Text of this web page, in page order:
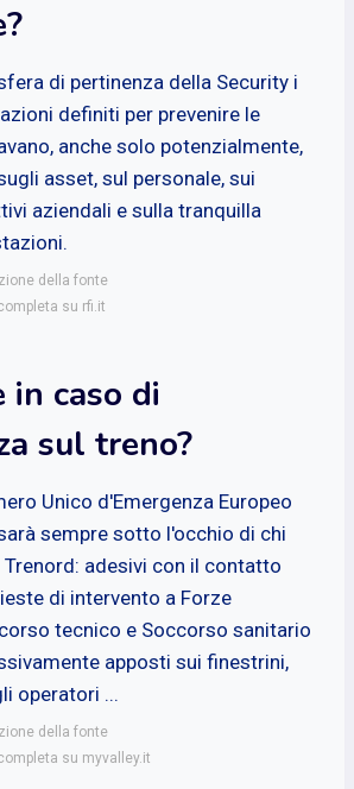
di pertinenza della Security i
definiti per prevenire le
anche solo potenzialmente,
asset, sul personale, sui
aziendali e sulla tranquilla
della fonte
su rfi.it
in caso di
sul treno?
Unico d'Emergenza Europeo
sempre sotto l'occhio di chi
adesivi con il contatto
di intervento a Forze
tecnico e Soccorso sanitario
apposti sui finestrini,
operatori ...
della fonte
su myvalley.it